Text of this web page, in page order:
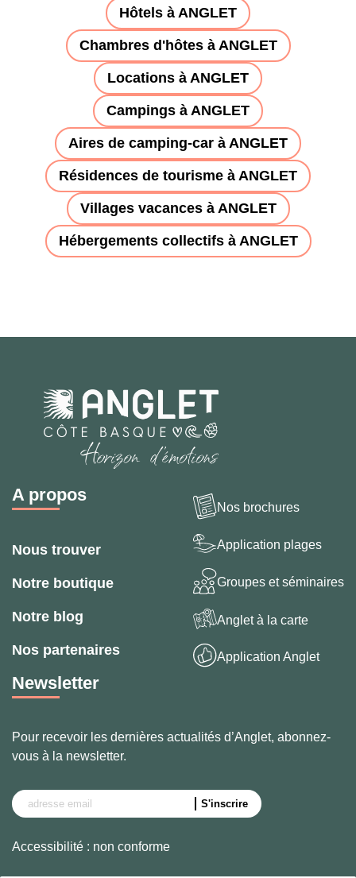
Hôtels à ANGLET
Chambres d'hôtes à ANGLET
Locations à ANGLET
Campings à ANGLET
Aires de camping-car à ANGLET
Résidences de tourisme à ANGLET
Villages vacances à ANGLET
Hébergements collectifs à ANGLET
A propos
Nous trouver
Notre boutique
Notre blog
Nos partenaires
Nos brochures
Application plages
Groupes et séminaires
Anglet à la carte
Application Anglet
Newsletter
Pour recevoir les dernières actualités d’Anglet, abonnez-
vous à la newsletter.
Accessibilité : non conforme